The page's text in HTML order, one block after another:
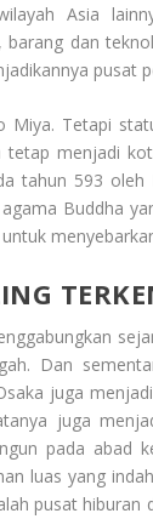
Asia
dan
pusat
Tetapi
menjadi
tahun 593
Buddha
Dan
juga
juga
pada abad
luas yang
pusat hiburan